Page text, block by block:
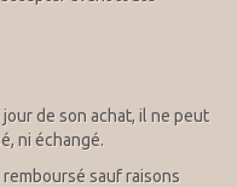
de son achat, il ne peut
ni échangé.
remboursé sauf raisons